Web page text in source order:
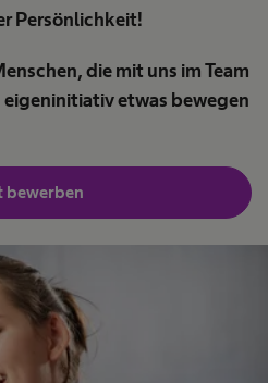
Persönlichkeit!
die mit uns im Team
etwas bewegen
bewerben